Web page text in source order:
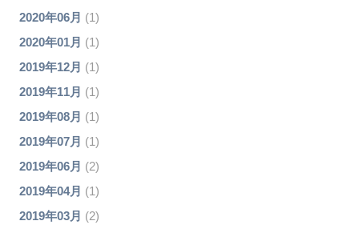
2020年06月 (1)
2020年01月 (1)
2019年12月 (1)
2019年11月 (1)
2019年08月 (1)
2019年07月 (1)
2019年06月 (2)
2019年04月 (1)
2019年03月 (2)